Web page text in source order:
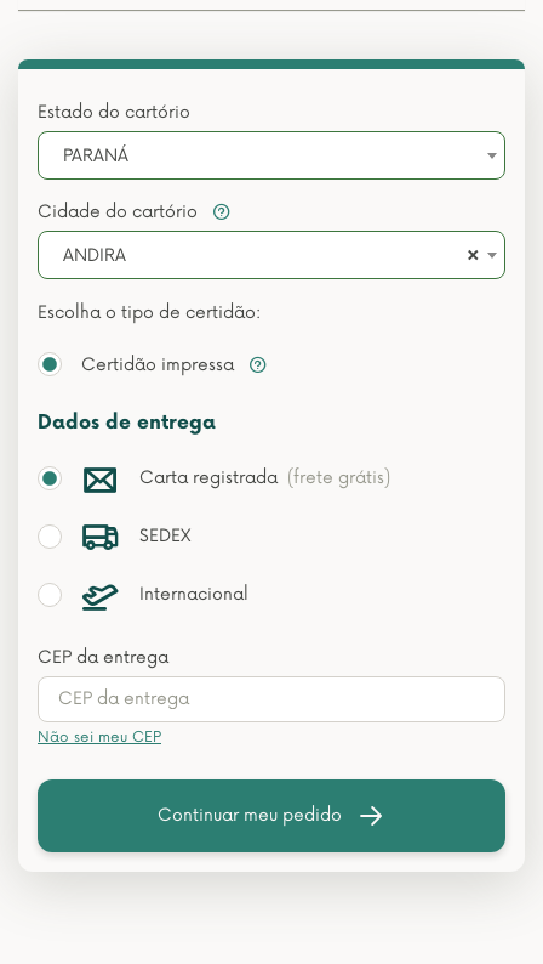
Estado do cartório
PARANÁ
Cidade do cartório
×
ANDIRA
Escolha o tipo de certidão:
Certidão impressa
Dados de entrega
Carta registrada (frete grátis)
SEDEX
Internacional
CEP da entrega
Não sei meu CEP
Continuar meu pedido